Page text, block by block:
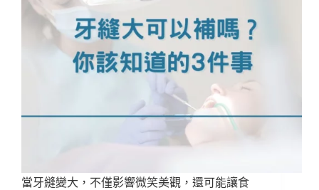
當牙縫變大，不僅影響微笑美觀，還可能讓食